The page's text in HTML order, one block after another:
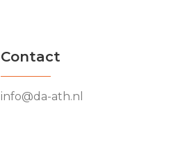
Contact
info@da-ath.nl